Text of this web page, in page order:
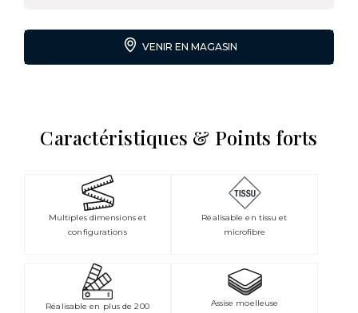
VENIR EN MAGASIN
Caractéristiques & Points forts
Multiples dimensions et
configurations
Réalisable en tissu et
microfibre
Réalisable en plus de 200
Assise moelleuse